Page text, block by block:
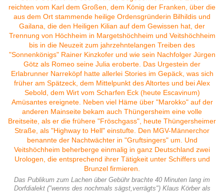
Das Publikum zum Lachen über Gebühr brachte 40 Minuten lang im
Dorfdialekt ("wenns des nochmals sägst,verrägts") Klaus Körber als